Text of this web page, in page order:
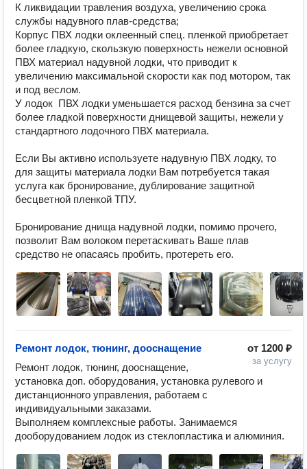
К ликвидации травления воздуха, увеличению срока
службы надувного плав-средства;
Корпус ПВХ лодки оклеенный спец. пленкой приобретает
более гладкую, скользкую поверхность нежели основной
ПВХ материал надувной лодки, что приводит к
увеличению максимальной скорости как под мотором, так
и под веслом.
У лодок  ПВХ лодки уменьшается расход бензина за счет
более гладкой поверхности днищевой защиты, нежели у
стандартного лодочного ПВХ материала.
Если Вы активно используете надувную ПВХ лодку, то
для защиты материала лодки Вам потребуется такая
услуга как бронирование, дублирование защитной
бесцветной пленкой ТПУ.
Бронирование днища надувной лодки, помимо прочего,
позволит Вам волоком перетаскивать Ваше плав
средство не опасаясь пробить, протереть его.
от 1200 ₽
за услугу
Ремонт лодок, тюнинг, дооснащение
Ремонт лодок, тюнинг, дооснащение,
установка доп. оборудования, установка рулевого и
дистанционного управления, работаем с
индивидуальными заказами.
Выполняем комплексные работы. Занимаемся